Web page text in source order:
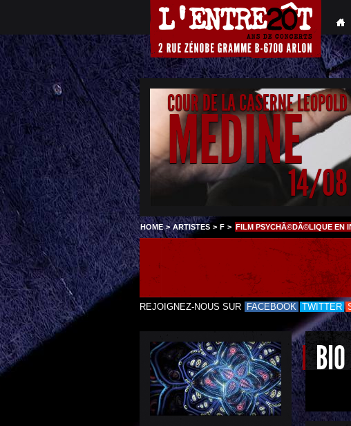
COUR DE LA CASERNE LEOPOLD
MEDINE
14/08
HOME>ARTISTES > F > FILM PSYCHÃ©DÃ©LIQUE EN
REJOIGNEZ-NOUS SUR FACEBOOK TWITTER
BIO